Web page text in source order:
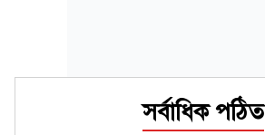
সর্বাধিক পঠিত